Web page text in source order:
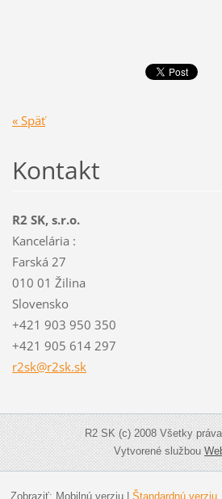
« Späť
Kontakt
R2 SK, s.r.o.
Kancelária :
Farská 27
010 01 Žilina
Slovensko
+421 903 950 350
+421 905 614 297
r2sk@r2sk.sk
R2 SK (c) 2008 Všetky
Vytvorené službou
Zobraziť: Mobilnú verziu| Štandardnú verziu